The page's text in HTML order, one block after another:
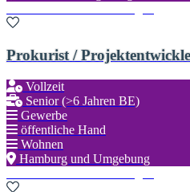
Prokurist /
Vollzeit
Senior (>6 Jahren BE)
Gewerbe
öffentliche Hand
Wohnen
Hamburg und Umgebung